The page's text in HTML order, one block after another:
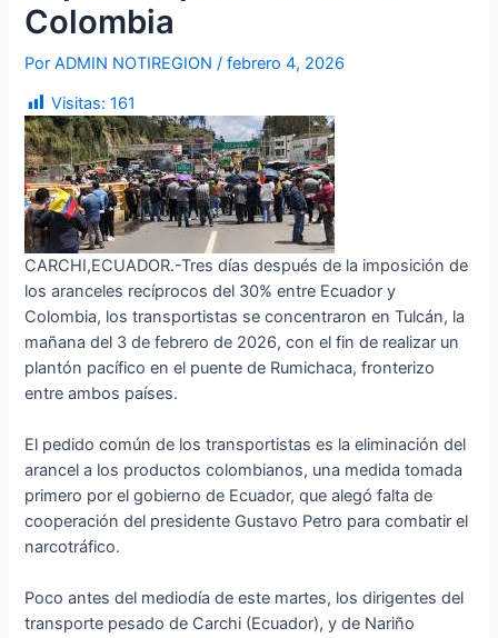
Colombia
PorADMIN NOTIREGION/febrero 4, 2026
Visitas: 161
CARCHI,ECUADOR.-Tres días después de la imposición de
los aranceles recíprocos del 30% entre Ecuador y
Colombia, los transportistas se concentraron en Tulcán, la
mañana del 3 de febrero de 2026, con el fin de realizar un
plantón pacífico en el puente de Rumichaca, fronterizo
entre ambos países.
El pedido común de los transportistas es la eliminación del
arancel a los productos colombianos, una medida tomada
primero por el gobierno de Ecuador, que alegó falta de
cooperación del presidente Gustavo Petro para combatir el
narcotráfico.
Poco antes del mediodía de este martes, los dirigentes del
transporte pesado de Carchi (Ecuador), y de Nariño